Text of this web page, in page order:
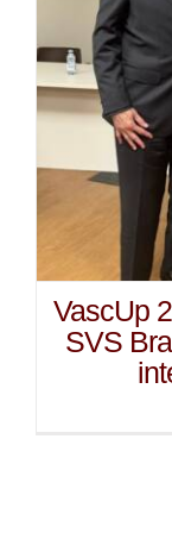
VascUp
SVS